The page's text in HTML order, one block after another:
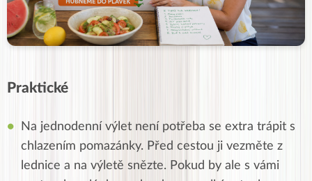
Praktické
Na jednodenní výlet není potřeba se extra trápit s
chlazením pomazánky. Před cestou ji vezměte z
lednice a na výletě snězte. Pokud by ale s vámi